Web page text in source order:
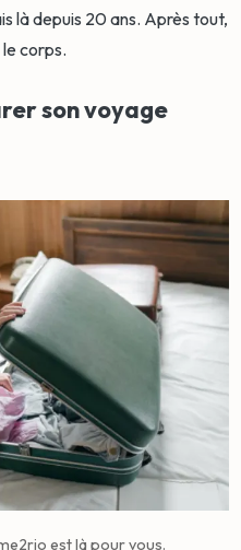
là depuis 20 ans. Après tout,
corps.
son voyage
est là pour vous.